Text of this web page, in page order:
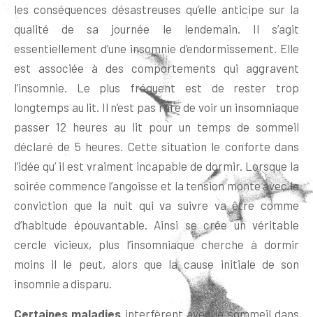
les conséquences désastreuses qu’elle anticipe sur la
qualité de sa journée le lendemain. Il s’agit
essentiellement d’une insomnie d’endormissement. Elle
est associée à des comportements qui aggravent
l’insomnie. Le plus fréquent est de rester trop
longtemps au lit. Il n’est pas rare de voir un insomniaque
passer 12 heures au lit pour un temps de sommeil
déclaré de 5 heures. Cette situation le conforte dans
l’idée qu’ il est vraiment incapable de dormir. Lorsque la
soirée commence l’angoisse et la tension monte avec la
conviction que la nuit qui va suivre va être comme
d’habitude épouvantable. Ainsi se crée un véritable
cercle vicieux, plus l’insomniaque cherche à dormir
moins il le peut, alors que la cause initiale de son
insomnie a disparu.
Certaines maladies interfèrent avec le sommeil dans